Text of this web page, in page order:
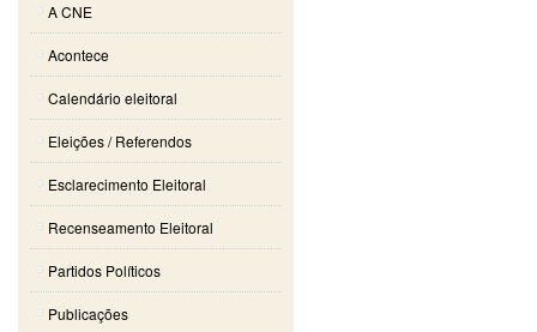
A CNE
Acontece
Calendário eleitoral
Eleições / Referendos
Esclarecimento Eleitoral
Recenseamento Eleitoral
Partidos Políticos
Publicações